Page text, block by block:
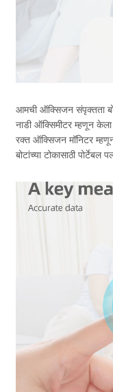
आमची ऑक्सिजन संपृक्तता
नाडी ऑक्सिमीटर म्हणून
रक्त ऑक्सिजन मॉनिटर
बोटांच्या टोकासाठी